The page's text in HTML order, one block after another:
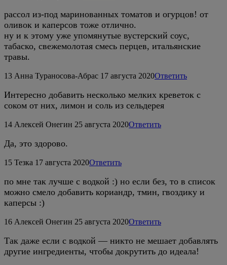
рассол из-под маринованных томатов и огурцов! от
оливок и каперсов тоже отлично.
ну и к этому уже упомянутые вустерский соус,
табаско, свежемолотая смесь перцев, итальянские
травы.
13 Анна Тураносова-Абрас 17 августа 2020Ответить
Интересно добавить несколько мелких креветок с
соком от них, лимон и соль из сельдерея
14 Алексей Онегин 25 августа 2020Ответить
Да, это здорово.
15 Тезка 17 августа 2020Ответить
по мне так лучше с водкой :) но если без, то в список
можно смело добавить кориандр, тмин, гвоздику и
каперсы :)
16 Алексей Онегин 25 августа 2020Ответить
Так даже если с водкой — никто не мешает добавлять
другие ингредиенты, чтобы докрутить до идеала!